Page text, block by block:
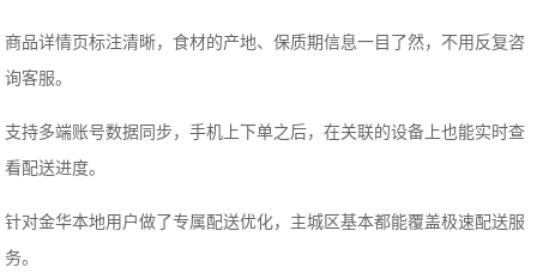
商品详情页标注清晰，食材的产地、保质期信息一目了然，不用反复咨
询客服。
支持多端账号数据同步，手机上下单之后，在关联的设备上也能实时查
看配送进度。
针对金华本地用户做了专属配送优化，主城区基本都能覆盖极速配送服
务。